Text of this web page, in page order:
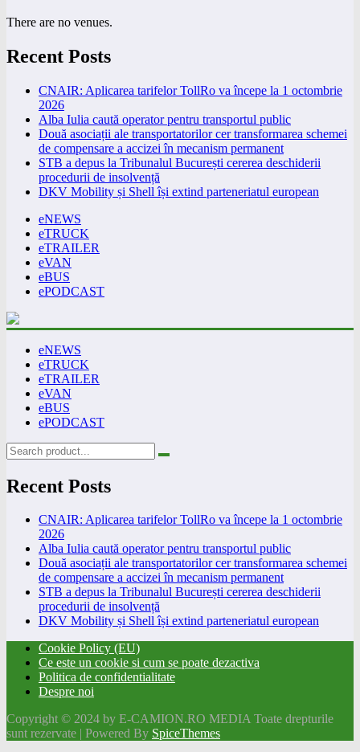
There are no venues.
Recent Posts
CNAIR: Aplicarea tarifelor TollRo va începe la 1 octombrie
2026
Alba Iulia caută operator pentru transportul public
Două asociații ale transportatorilor cer transformarea schemei
de compensare a accizei în mecanism permanent
STB a depus la Tribunalul București cererea deschiderii
procedurii de insolvență
DKV Mobility și Shell își extind parteneriatul european
eNEWS
eTRUCK
eTRAILER
eVAN
eBUS
ePODCAST
eNEWS
eTRUCK
eTRAILER
eVAN
eBUS
ePODCAST
Recent Posts
CNAIR: Aplicarea tarifelor TollRo va începe la 1 octombrie
2026
Alba Iulia caută operator pentru transportul public
Două asociații ale transportatorilor cer transformarea schemei
de compensare a accizei în mecanism permanent
STB a depus la Tribunalul București cererea deschiderii
procedurii de insolvență
DKV Mobility și Shell își extind parteneriatul european
Cookie Policy (EU)
Ce este un cookie si cum se poate dezactiva
Politica de confidentialitate
Despre noi
Copyright © 2024 by E-CAMION.RO MEDIA Toate drepturile
sunt rezervate | Powered By SpiceThemes